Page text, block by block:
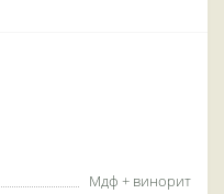
Мдф + винорит